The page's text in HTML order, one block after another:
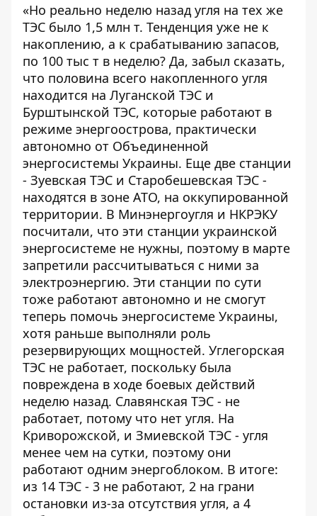
«Но реально неделю назад угля на тех же
ТЭС было 1,5 млн т. Тенденция уже не к
накоплению, а к срабатыванию запасов,
по 100 тыс т в неделю? Да, забыл сказать,
что половина всего накопленного угля
находится на Луганской ТЭС и
Бурштынской ТЭС, которые работают в
режиме энергоострова, практически
автономно от Объединенной
энергосистемы Украины. Еще две станции
- Зуевская ТЭС и Старобешевская ТЭС -
находятся в зоне АТО, на оккупированной
территории. В Минэнергоугля и НКРЭКУ
посчитали, что эти станции украинской
энергосистеме не нужны, поэтому в марте
запретили рассчитываться с ними за
электроэнергию. Эти станции по сути
тоже работают автономно и не смогут
теперь помочь энергосистеме Украины,
хотя раньше выполняли роль
резервирующих мощностей. Углегорская
ТЭС не работает, поскольку была
повреждена в ходе боевых действий
неделю назад. Славянская ТЭС - не
работает, потому что нет угля. На
Криворожской, и Змиевской ТЭС - угля
менее чем на сутки, поэтому они
работают одним энергоблоком. В итоге:
из 14 ТЭС - 3 не работают, 2 на грани
остановки из-за отсутствия угля, а 4